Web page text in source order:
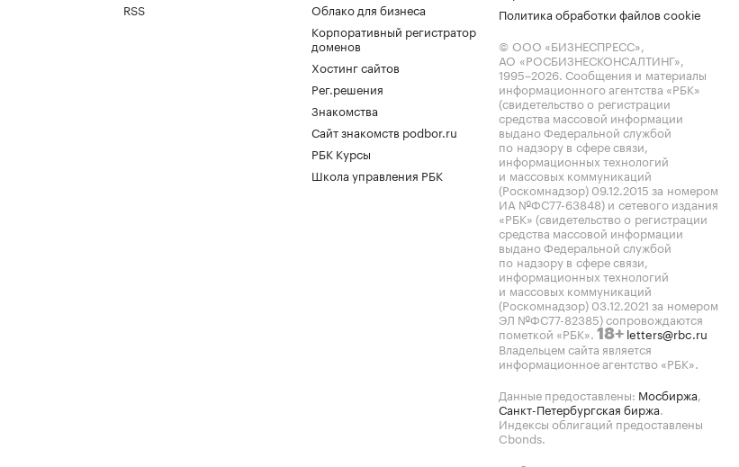
RSS
Облако для бизнеса
Корпоративный регистратор
доменов
Хостинг сайтов
Рег.решения
Знакомства
Сайт знакомств podbor.ru
РБК Курсы
Школа управления РБК
Политика обработки файлов cookie
© ООО «БИЗНЕСПРЕСС»,
АО «РОСБИЗНЕСКОНСАЛТИНГ»,
1995–2026. Сообщения и материалы
информационного агентства «РБК»
(свидетельство о регистрации
средства массовой информации
выдано Федеральной службой
по надзору в сфере связи,
информационных технологий
и массовых коммуникаций
(Роскомнадзор) 09.12.2015 за номером
ИА №ФС77-63848) и сетевого издания
«РБК» (свидетельство о регистрации
средства массовой информации
выдано Федеральной службой
по надзору в сфере связи,
информационных технологий
и массовых коммуникаций
(Роскомнадзор) 03.12.2021 за номером
ЭЛ №ФС77-82385) сопровождаются
пометкой «РБК». 18+ letters@rbc.ru
Владельцем сайта является
информационное агентство «РБК».
Данные предоставлены: Мосбиржа,
Санкт-Петербургская биржа.
Индексы облигаций предоставлены
Cbonds.